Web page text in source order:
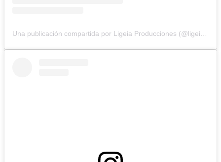
Una publicación compartida por Ligeia Producciones (@ligeiaproduccionesuy)